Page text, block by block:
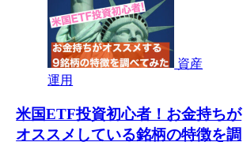
資産
運用
米国ETF投資初心者！お金持ちが
オススメしている銘柄の特徴を調